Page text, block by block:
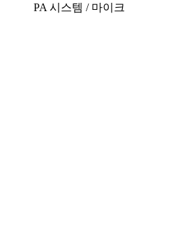
PA 시스템 / 마이크